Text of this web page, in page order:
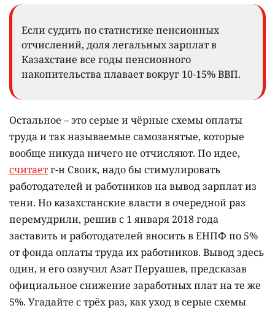
Если судить по статистике пенсионных
отчислений, доля легальных зарплат в
Казахстане все годы пенсионного
накопительства плавает вокруг 10-15% ВВП.
Остальное – это серые и чёрные схемы оплаты
труда и так называемые самозанятые, которые
вообще никуда ничего не отчисляют. По идее,
считаетг-н Своик, надо бы стимулировать
работодателей и работников на вывод зарплат из
тени. Но казахстанские власти в очередной раз
перемудрили, решив с 1 января 2018 года
заставить и работодателей вносить в ЕНПФ по 5%
от фонда оплаты труда их работников. Вывод здесь
один, и его озвучил Азат Перуашев, предсказав
официальное снижение заработных плат на те же
5%. Угадайте с трёх раз, как уход в серые схемы